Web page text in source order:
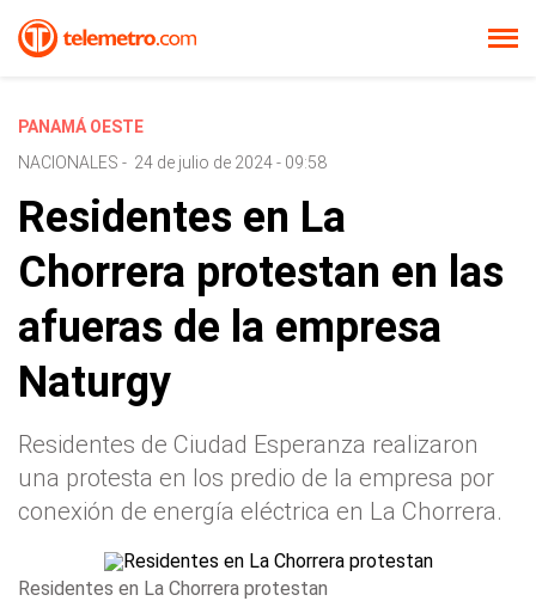
PANAMÁ OESTE
NACIONALES - 24 de julio de 2024 - 09:58
Residentes en La
Chorrera protestan en las
afueras de la empresa
Naturgy
Residentes de Ciudad Esperanza realizaron
una protesta en los predio de la empresa por
conexión de energía eléctrica en La Chorrera.
Residentes en La Chorrera protestan